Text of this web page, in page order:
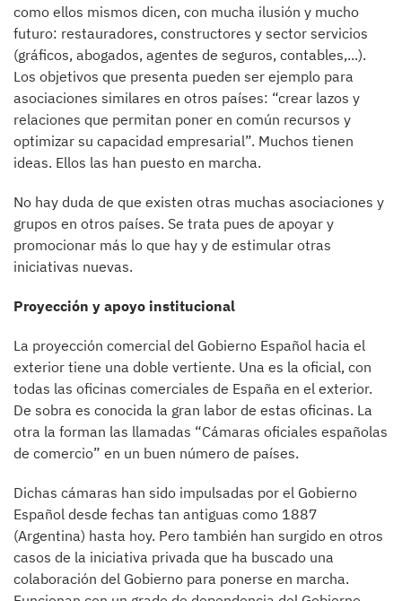
como ellos mismos dicen, con mucha ilusión y mucho
futuro: restauradores, constructores y sector servicios
(gráficos, abogados, agentes de seguros, contables,...).
Los objetivos que presenta pueden ser ejemplo para
asociaciones similares en otros países: “crear lazos y
relaciones que permitan poner en común recursos y
optimizar su capacidad empresarial”. Muchos tienen
ideas. Ellos las han puesto en marcha.
No hay duda de que existen otras muchas asociaciones y
grupos en otros países. Se trata pues de apoyar y
promocionar más lo que hay y de estimular otras
iniciativas nuevas.
Proyección y apoyo institucional
La proyección comercial del Gobierno Español hacia el
exterior tiene una doble vertiente. Una es la oficial, con
todas las oficinas comerciales de España en el exterior.
De sobra es conocida la gran labor de estas oficinas. La
otra la forman las llamadas “Cámaras oficiales españolas
de comercio” en un buen número de países.
Dichas cámaras han sido impulsadas por el Gobierno
Español desde fechas tan antiguas como 1887
(Argentina) hasta hoy. Pero también han surgido en otros
casos de la iniciativa privada que ha buscado una
colaboración del Gobierno para ponerse en marcha.